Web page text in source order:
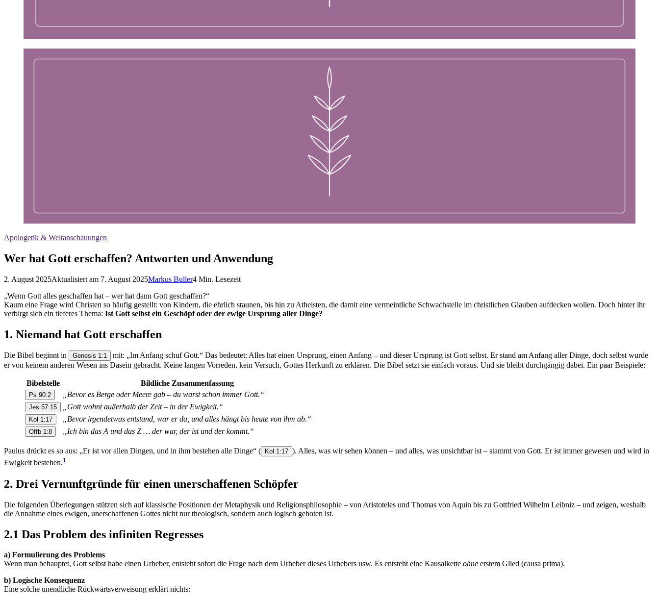
Apologetik & Weltanschauungen
Wer hat Gott erschaffen? Antworten und Anwendung
2. August 2025Aktualisiert am 7. August 2025Markus Buller4 Min. Lesezeit
„Wenn Gott alles geschaffen hat – wer hat dann Gott geschaffen?“
Kaum eine Frage wird Christen so häufig gestellt: von Kindern, die ehrlich staunen, bis hin zu Atheisten, die damit eine vermeintliche Schwachstelle im christlichen Glauben aufdecken wollen. Doch hinter ihr
verbirgt sich ein tieferes Thema: Ist Gott selbst ein Geschöpf oder der ewige Ursprung aller Dinge?
1. Niemand hat Gott erschaffen
Die Bibel beginnt in Genesis 1:1
mit: „Im Anfang schuf Gott.“ Das bedeutet: Alles hat einen Ursprung, einen Anfang – und dieser Ursprung ist Gott selbst. Er stand am Anfang aller Dinge, doch selbst wurde
er von keinem anderen Wesen ins Dasein gebracht. Keine langen Vorreden, kein Versuch, Gottes Herkunft zu erklären. Die Bibel setzt sie einfach voraus. Und sie bleibt durchgängig dabei. Ein paar Beispiele:
Bibelstelle Bildliche Zusammenfassung
Ps 90:2 „Bevor es Berge oder Meere gab – du warst schon immer Gott.“
Jes 57:15 „Gott wohnt außerhalb der Zeit – in der Ewigkeit.“
Kol 1:17 „Bevor irgendetwas entstand, war er da, und alles hängt bis heute von ihm ab.“
Offb 1:8 „Ich bin das A und das Z … der war, der ist und der kommt.“
Paulus drückt es so aus: „Er ist vor allen Dingen, und in ihm bestehen alle Dinge“ ( Kol 1:17 ). Alles, was wir sehen können – und alles, was unsichtbar ist – stammt von Gott. Er ist immer gewesen und wird in
Ewigkeit bestehen.1
2. Drei Vernunftgründe für einen unerschaffenen Schöpfer
Die folgenden Überlegungen stützen sich auf klassische Positionen der Metaphysik und Religionsphilosophie – von Aristoteles und Thomas von Aquin bis zu Gottfried Wilhelm Leibniz – und zeigen, weshalb
die Annahme eines ewigen, unerschaffenen Gottes nicht nur theologisch, sondern auch logisch geboten ist.
2.1 Das Problem des infiniten Regresses
a) Formulierung des Problems
Wenn man behauptet, Gott selbst habe einen Urheber, entsteht sofort die Frage nach dem Urheber dieses Urhebers usw. Es entsteht eine Kausalkette ohne erstem Glied (causa prima).
b) Logische Konsequenz
Eine solche unendliche Rückwärts­verweisung erklärt nichts: